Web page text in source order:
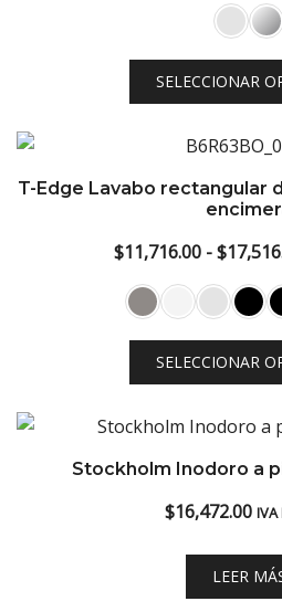
SELECCIONAR
T-Edge Lavabo rectangular
$11,716.00 - $
SELECCIONAR
Stockholm Inodoro a
$16,472.00
LEER